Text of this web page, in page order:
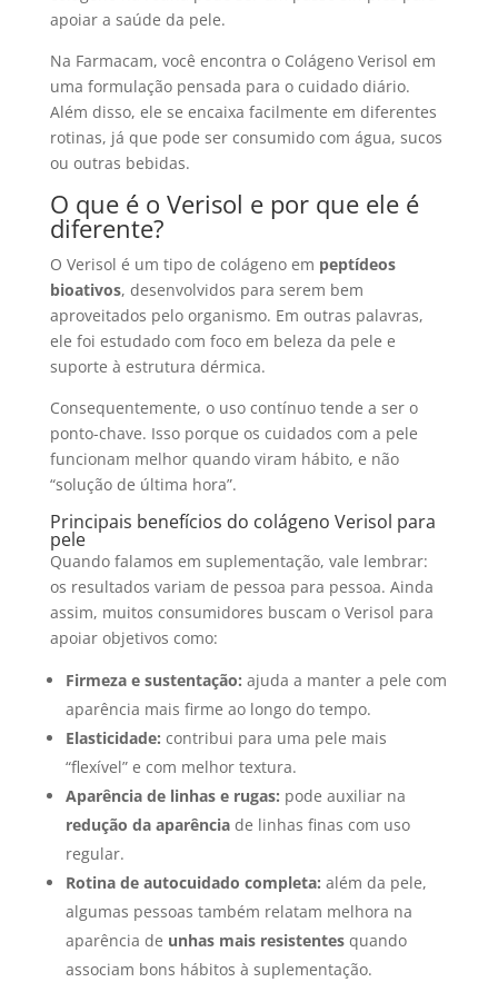
apoiar a saúde da pele.
Na Farmacam, você encontra o Colágeno Verisol em
uma formulação pensada para o cuidado diário.
Além disso, ele se encaixa facilmente em diferentes
rotinas, já que pode ser consumido com água, sucos
ou outras bebidas.
O que é o Verisol e por que ele é
diferente?
O Verisol é um tipo de colágeno em peptídeos
bioativos, desenvolvidos para serem bem
aproveitados pelo organismo. Em outras palavras,
ele foi estudado com foco em beleza da pele e
suporte à estrutura dérmica.
Consequentemente, o uso contínuo tende a ser o
ponto-chave. Isso porque os cuidados com a pele
funcionam melhor quando viram hábito, e não
“solução de última hora”.
Principais benefícios do colágeno Verisol para
pele
Quando falamos em suplementação, vale lembrar:
os resultados variam de pessoa para pessoa. Ainda
assim, muitos consumidores buscam o Verisol para
apoiar objetivos como:
Firmeza e sustentação: ajuda a manter a pele com
aparência mais firme ao longo do tempo.
Elasticidade: contribui para uma pele mais
“flexível” e com melhor textura.
Aparência de linhas e rugas: pode auxiliar na
redução da aparênciade linhas finas com uso
regular.
Rotina de autocuidado completa: além da pele,
algumas pessoas também relatam melhora na
aparência de unhas mais resistentesquando
associam bons hábitos à suplementação.